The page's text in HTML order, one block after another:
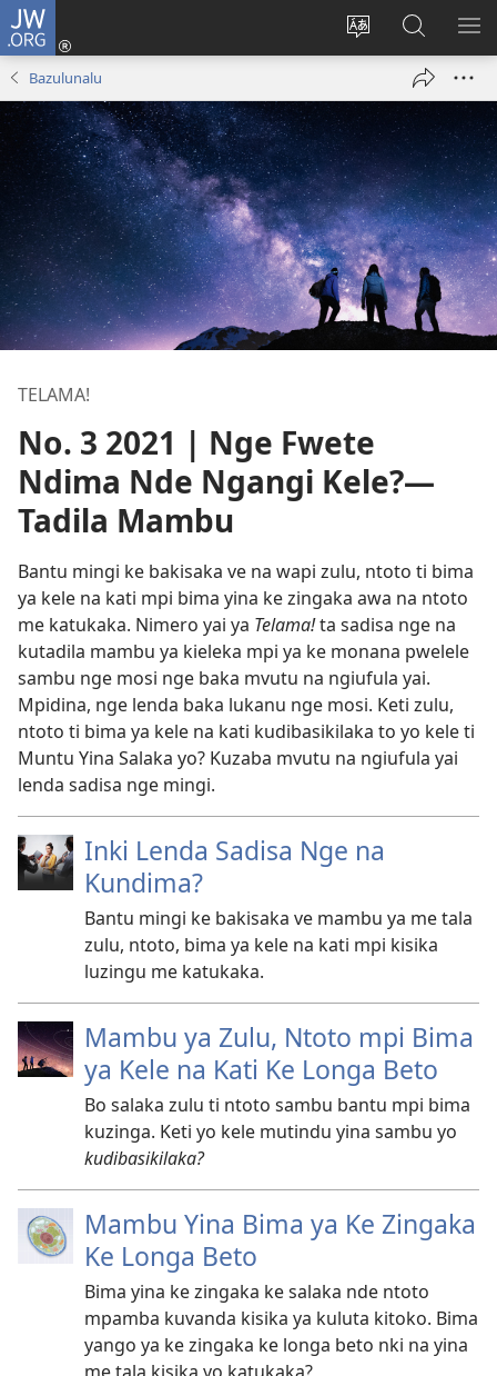
JW.ORG
Soba
site
yai
Kukota
(ke
ya
mpa)
Kusosa
na
JW.ORG
Bazulunalu
TELAMA!
No. 3 2021 | Nge Fwete
Ndima Nde Ngangi Kele?—
Tadila Mambu
Bantu mingi ke bakisaka ve na wapi zulu, ntoto ti bima
ya kele na kati mpi bima yina ke zingaka awa na ntoto
me katukaka. Nimero yai ya Telama!ta sadisa nge na
kutadila mambu ya kieleka mpi ya ke monana pwelele
sambu nge mosi nge baka mvutu na ngiufula yai.
Mpidina, nge lenda baka lukanu nge mosi. Keti zulu,
ntoto ti bima ya kele na kati kudibasikilaka to yo kele ti
Muntu Yina Salaka yo? Kuzaba mvutu na ngiufula yai
lenda sadisa nge mingi.
Inki Lenda Sadisa Nge na
Kundima?
Bantu mingi ke bakisaka ve mambu ya me tala
zulu, ntoto, bima ya kele na kati mpi kisika
luzingu me katukaka.
Mambu ya Zulu, Ntoto mpi Bima
ya Kele na Kati Ke Longa Beto
Bo salaka zulu ti ntoto sambu bantu mpi bima
kuzinga. Keti yo kele mutindu yina sambu yo
kudibasikilaka?
Mambu Yina Bima ya Ke Zingaka
Ke Longa Beto
Bima yina ke zingaka ke salaka nde ntoto
mpamba kuvanda kisika ya kuluta kitoko. Bima
yango ya ke zingaka ke longa beto nki na yina